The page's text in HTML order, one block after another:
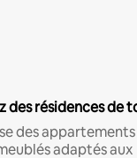
des résidences de
des appartements
adaptés aux